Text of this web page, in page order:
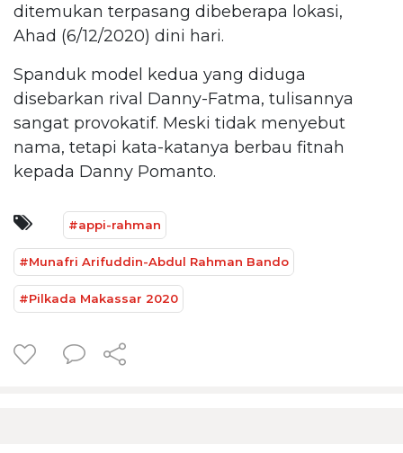
ditemukan terpasang dibeberapa lokasi,
Ahad (6/12/2020) dini hari.
Spanduk model kedua yang diduga
disebarkan rival Danny-Fatma, tulisannya
sangat provokatif. Meski tidak menyebut
nama, tetapi kata-katanya berbau fitnah
kepada Danny Pomanto.
#appi-rahman
#Munafri Arifuddin-Abdul Rahman Bando
#Pilkada Makassar 2020